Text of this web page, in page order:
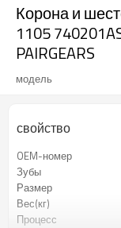
Корона и
1105
PAIRGEARS
модель
свойство
OEM-номер
Зубы
Размер
Вес(кг)
Процесс